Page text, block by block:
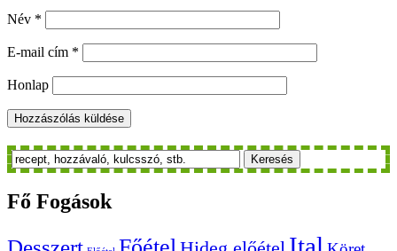
Név *
E-mail cím *
Honlap
Keresés
Fő Fogások